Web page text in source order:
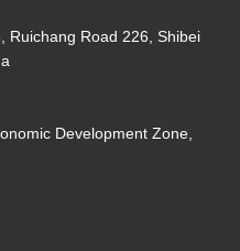
Ruichang Road 226, Shibei
Development Zone,